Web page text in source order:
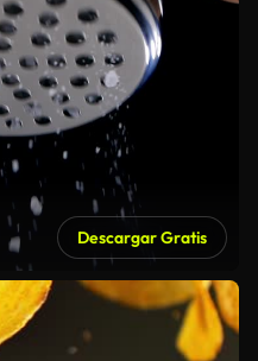
Descargar Gratis